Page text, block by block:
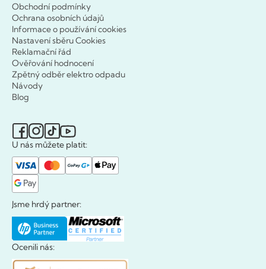
Obchodní podmínky
Ochrana osobních údajů
Informace o používání cookies
Nastavení sběru Cookies
Reklamační řád
Ověřování hodnocení
Zpětný odběr elektro odpadu
Návody
Blog
U nás můžete platit:
Jsme hrdý partner:
Ocenili nás: